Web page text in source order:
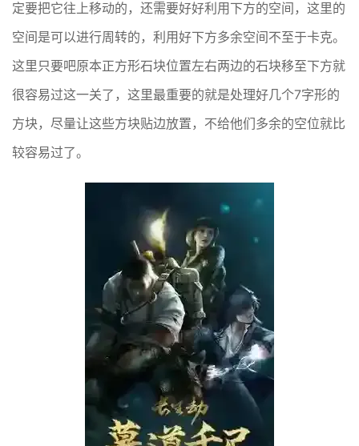
定要把它往上移动的，还需要好好利用下方的空间，这里的
空间是可以进行周转的，利用好下方多余空间不至于卡克。
这里只要吧原本正方形石块位置左右两边的石块移至下方就
很容易过这一关了，这里最重要的就是处理好几个7字形的
方块，尽量让这些方块贴边放置，不给他们多余的空位就比
较容易过了。